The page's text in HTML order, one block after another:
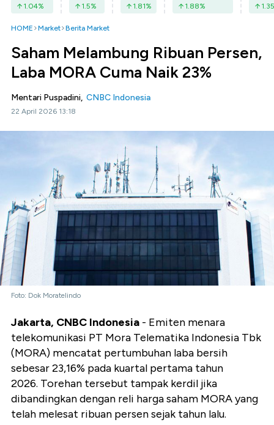
1.04% 1.5% 1.81% 1.88% 1.35
HOME Market Berita Market
Saham Melambung Ribuan Persen,
Laba MORA Cuma Naik 23%
Mentari Puspadini, CNBC Indonesia
22 April 2026 13:18
Foto: Dok Moratelindo
Jakarta, CNBC Indonesia - Emiten menara
telekomunikasi PT Mora Telematika Indonesia Tbk
(MORA) mencatat pertumbuhan laba bersih
sebesar 23,16% pada kuartal pertama tahun
2026. Torehan tersebut tampak kerdil jika
dibandingkan dengan reli harga saham MORA yang
telah melesat ribuan persen sejak tahun lalu.